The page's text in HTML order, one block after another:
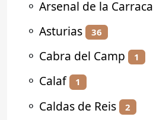
⚬ Arsenal de la Carraca
⚬ Asturias 36
⚬ Cabra del Camp 1
⚬ Calaf 1
⚬ Caldas de Reis 2